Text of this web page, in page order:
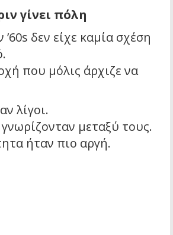
γίνει πόλη
δεν είχε καμία σχέση
που μόλις άρχιζε να
λίγοι.
γνωρίζονταν μεταξύ τους.
ήταν πιο αργή.